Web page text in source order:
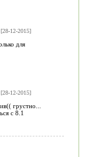
12-2015]
для
12-2015]
грустно...
с 8.1